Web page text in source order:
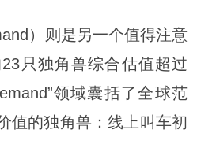
）则是另一个值得注意
只独角兽综合估值超过
领域囊括了全球范
值的独角兽：线上叫车初